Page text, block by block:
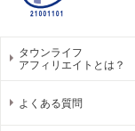
タウンライフ
アフィリエイトとは？
よくある質問